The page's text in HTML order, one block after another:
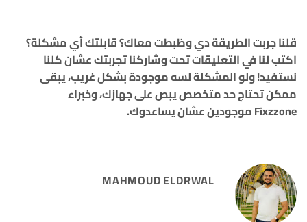
قلنا جربت الطريقة دي وظبطت معاك؟ قابلتك أي مشكلة؟
اكتب لنا في التعليقات تحت وشاركنا تجربتك عشان كلنا
نستفيد! ولو المشكلة لسه موجودة بشكل غريب، يبقى
ممكن تحتاج حد متخصص يبص على جهازك، وخبراء
Fixzzoneموجودين عشان يساعدوك.
MAHMOUD ELDRWAL